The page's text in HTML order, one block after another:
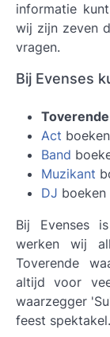
informatie
wij zijn zeven
vragen.
Bij Evenses
Act boeken
Band
Muzikant
DJ boeken
Bij Evenses
werken wij
Toverende
altijd voor
waarzegger
feest spektakel.